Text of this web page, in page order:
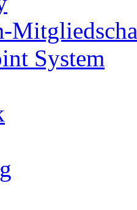
System